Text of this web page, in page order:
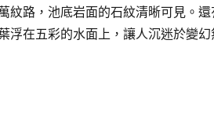
紋路，池底岩面的石紋清晰可見。
浮在五彩的水面上，讓人沉迷於變幻